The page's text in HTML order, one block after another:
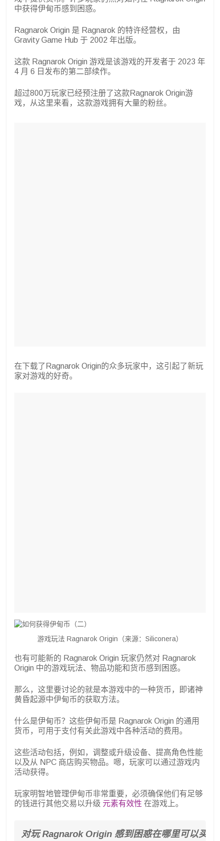
中获得伊甸币感到困惑。
Ragnarok Origin 是 Ragnarok 的特许经营权，由
Gravity Game Hub 于 2002 年出版。
这款 Ragnarok Origin 游戏是该游戏的开发者于 2023 年
4 月 6 日发布的第二部续作。
超过800万玩家已经预注册了这款Ragnarok Origin游
戏，从这里来看，这款游戏拥有大量的粉丝。
在下载了Ragnarok Origin的众多玩家中，这引起了新玩
家对游戏的好奇。
游戏玩法 Ragnarok Origin（来源：Siliconera）
也有可能新的 Ragnarok Origin 玩家仍然对 Ragnarok
Origin 中的游戏玩法、物品功能和货币感到困惑。
那么，这里要讨论的就是本游戏中的一种货币，即诸神
黄昏起源中伊甸币的获取方法。
什么是伊甸币？这些伊甸币是 Ragnarok Origin 的通用
货币，可用于支付有关此游戏中各种活动的费用。
这些活动包括，例如，调整或升级设备、提高角色性能
以及从 NPC 商店购买物品。嗯，玩家可以通过游戏内
活动获得。
玩家明智地管理伊甸币非常重要，必须确保他们有足够
的钱进行其他交易以升级 元素有效性 在游戏上。
对玩 Ragnarok Origin 感到困惑在哪里可以买